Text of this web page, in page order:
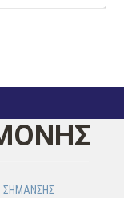
ΣΗΜΑΝΣΗΣ